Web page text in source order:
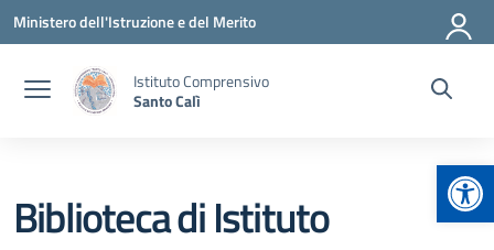
Vai ai contenuti
Vai al menu di navigazione
Vai al footer
Ministero dell'Istruzione e del Merito
Istituto Comprensivo
Santo Calì
Biblioteca di Istituto